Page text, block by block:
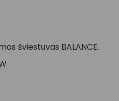
šviestuvas BALANCE.